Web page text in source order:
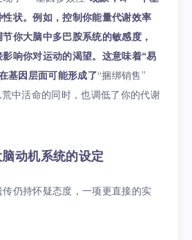
状。例如，控制你能量代谢效率
你大脑中多巴胺系统的敏感度，
响你对运动的渴望。这意味着“易
基因层面可能形成了“捆绑销售”
中活命的同时，也调低了你的代谢
动机系统的设定
仍持怀疑态度，一项更直接的实